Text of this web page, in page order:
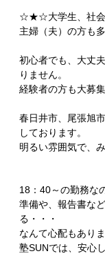
☆★☆大学生、社
主婦（夫）の方も
初心者でも、大丈
りません。
経験者の方も大募
春日井市、尾張旭
しております。
明るい雰囲気で、
18：40～の勤務な
準備や、報告書な
る・・・
なんて心配もありま
塾SUNでは、安心